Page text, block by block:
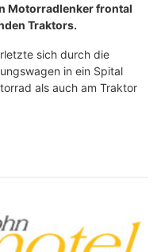
Motorradlenker frontal
Traktors.
sich durch die
in ein Spital
als auch am Traktor